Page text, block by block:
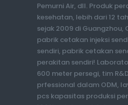
Pemurni Air, dll. Produk
kesehatan, lebih dari 12
sejak 2009 di Guangzhou,
pabrik cetakan injeksi
sendiri, pabrik cetakan
perakitan sendiri!
600 meter persegi, tim
prfessional dalam ODM,
pcs kapasitas produksi